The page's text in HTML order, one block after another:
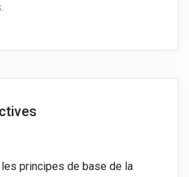
principes de base de la